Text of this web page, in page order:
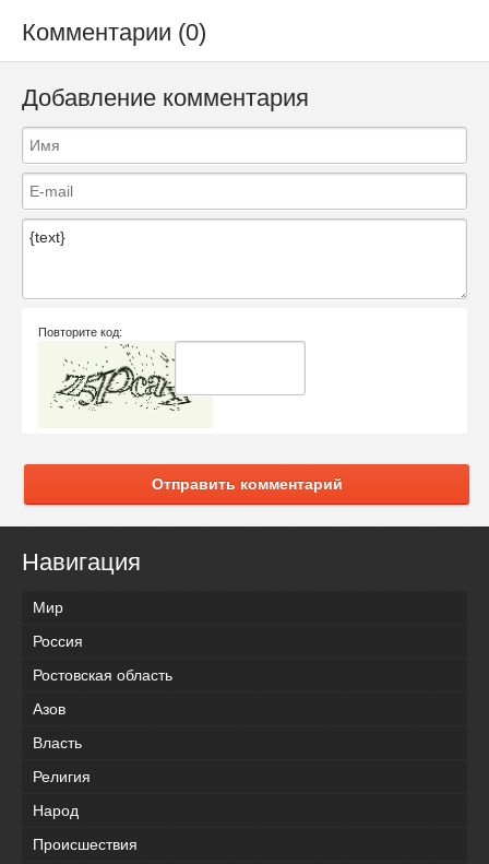
Комментарии (0)
Добавление комментария
Повторите код:
Отправить комментарий
Навигация
Мир
Россия
Ростовская область
Азов
Власть
Религия
Народ
Происшествия